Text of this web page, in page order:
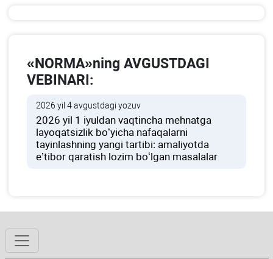
«NORMA»ning AVGUSTDAGI
VEBINARI:
2026 yil 4 avgustdagi yozuv
2026 yil 1 iyuldan vaqtincha mehnatga
layoqatsizlik boʻyicha nafaqalarni
tayinlashning yangi tartibi: amaliyotda
e’tibor qaratish lozim boʻlgan masalalar